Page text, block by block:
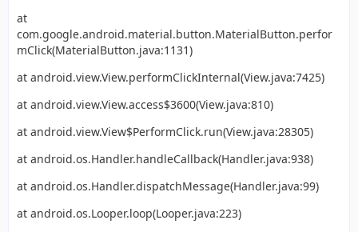
at
com.google.android.material.button.MaterialButton.perfor
mClick(MaterialButton.java:1131)
at android.view.View.performClickInternal(View.java:7425)
at android.view.View.access$3600(View.java:810)
at android.view.View$PerformClick.run(View.java:28305)
at android.os.Handler.handleCallback(Handler.java:938)
at android.os.Handler.dispatchMessage(Handler.java:99)
at android.os.Looper.loop(Looper.java:223)